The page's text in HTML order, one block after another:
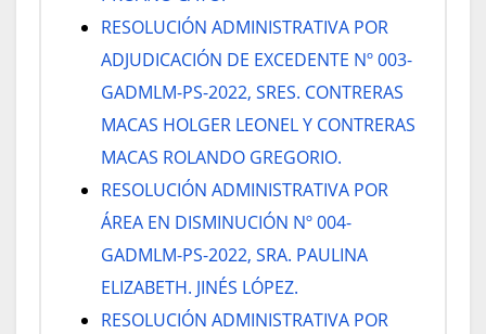
RESOLUCIÓN ADMINISTRATIVA POR
ADJUDICACIÓN DE EXCEDENTE Nº 003-
GADMLM-PS-2022, SRES. CONTRERAS
MACAS HOLGER LEONEL Y CONTRERAS
MACAS ROLANDO GREGORIO.
RESOLUCIÓN ADMINISTRATIVA POR
ÁREA EN DISMINUCIÓN Nº 004-
GADMLM-PS-2022, SRA. PAULINA
ELIZABETH. JINÉS LÓPEZ.
RESOLUCIÓN ADMINISTRATIVA POR